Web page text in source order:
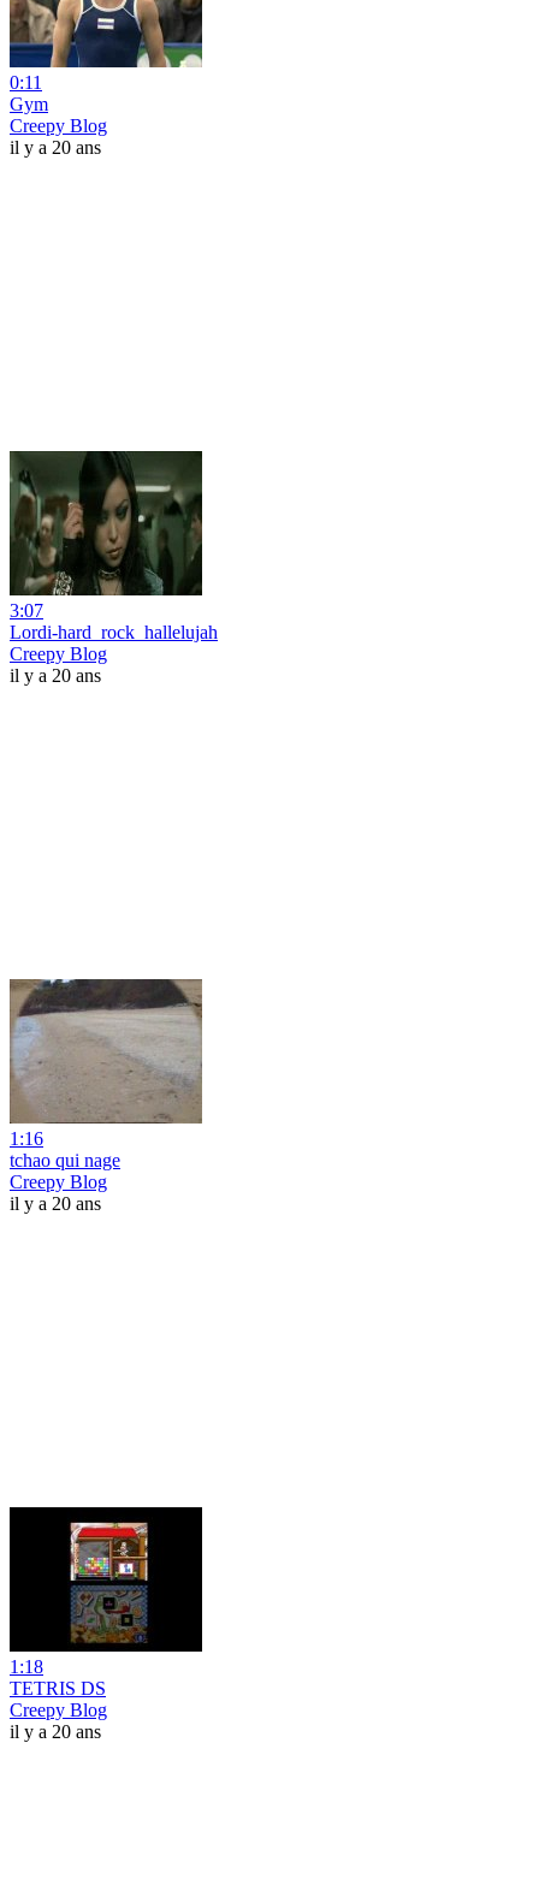
0:11
Gym
Creepy Blog
il y a 20 ans
3:07
Lordi-hard_rock_hallelujah
Creepy Blog
il y a 20 ans
1:16
tchao qui nage
Creepy Blog
il y a 20 ans
1:18
TETRIS DS
Creepy Blog
il y a 20 ans